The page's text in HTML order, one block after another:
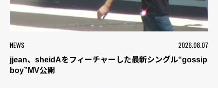
NEWS 2026.08.07
jjean、sheidAをフィーチャーした最新シングル“gossip
boy”MV公開